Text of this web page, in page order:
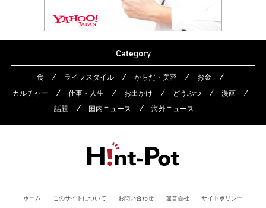
Category
食 ライフスタイル からだ・美容
お金
カルチャー
仕事・人生 お出かけ どうぶつ
漫画
話題
国内ニュース 海外ニュース
ホーム このサイトについて お問い合わせ 運営会社 サイトポリシー